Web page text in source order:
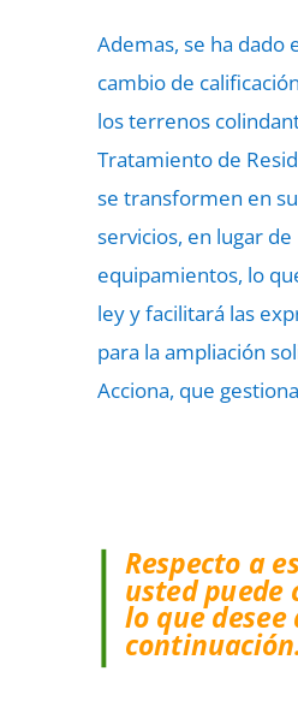
Ademas, se ha dado
cambio de
los terrenos
Tratamiento de
se transformen en
servicios, en lugar de
equipamientos, lo
ley y facilitará las
para la ampliación
Acciona, que
Respecto a
usted puede
lo que desee